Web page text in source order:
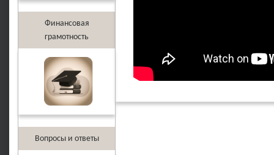
Финансовая
грамотность
Вопросы и ответы